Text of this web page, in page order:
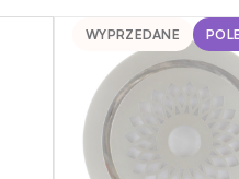
WYPRZEDANE